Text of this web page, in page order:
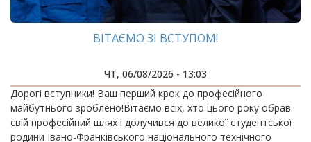
ВІТАЄМО ЗІ ВСТУПОМ!
ЧТ, 06/08/2026 - 13:03
Дорогі вступники! Ваш перший крок до професійного
майбутнього зроблено!Вітаємо всіх, хто цього року обрав
свій професійний шлях і долучився до великої студентської
родини Івано-Франківського національного технічного